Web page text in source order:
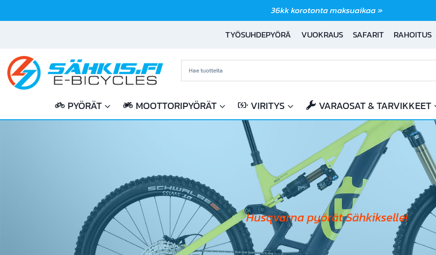
sisältöön
36kk korotonta maksuaikaa »
TYÖSUHDEPYÖRÄ
VUOKRAUS SAFARIT RAHOITUS
PYÖRÄT MOOTTORIPYÖRÄT VIRITYS VARAOSAT & TARVIKKEET
Husqvarna pyörät Sähkikselle!